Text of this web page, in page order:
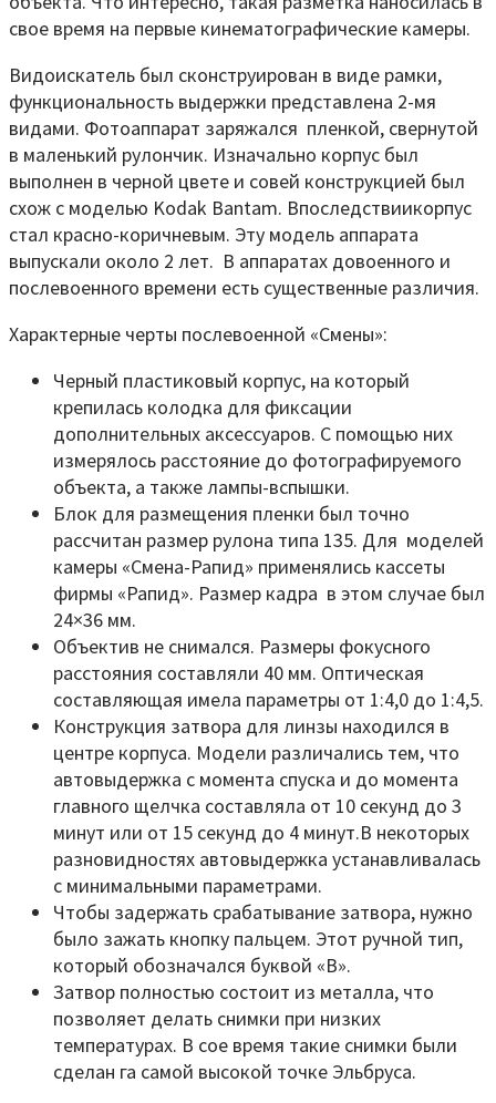
свое время на первые кинематографические камеры.
Видоискатель был сконструирован в виде рамки,
функциональность выдержки представлена 2-мя
видами. Фотоаппарат заряжался пленкой, свернутой
в маленький рулончик. Изначально корпус был
выполнен в черной цвете и совей конструкцией был
схож с моделью Kodak Bantam. Впоследствиикорпус
стал красно-коричневым. Эту модель аппарата
выпускали около 2 лет. В аппаратах довоенного и
послевоенного времени есть существенные различия.
Характерные черты послевоенной «Смены»:
Черный пластиковый корпус, на который
крепилась колодка для фиксации
дополнительных аксессуаров. С помощью них
измерялось расстояние до фотографируемого
объекта, а также лампы-вспышки.
Блок для размещения пленки был точно
рассчитан размер рулона типа 135. Для моделей
камеры «Смена-Рапид» применялись кассеты
фирмы «Рапид». Размер кадра в этом случае был
24×36 мм.
Объектив не снимался. Размеры фокусного
расстояния составляли 40 мм. Оптическая
составляющая имела параметры от 1:4,0 до 1:4,5.
Конструкция затвора для линзы находился в
центре корпуса. Модели различались тем, что
автовыдержка с момента спуска и до момента
главного щелчка составляла от 10 секунд до 3
минут или от 15 секунд до 4 минут.В некоторых
разновидностях автовыдержка устанавливалась
с минимальными параметрами.
Чтобы задержать срабатывание затвора, нужно
было зажать кнопку пальцем. Этот ручной тип,
который обозначался буквой «B».
Затвор полностью состоит из металла, что
позволяет делать снимки при низких
температурах. В сое время такие снимки были
сделан га самой высокой точке Эльбруса.